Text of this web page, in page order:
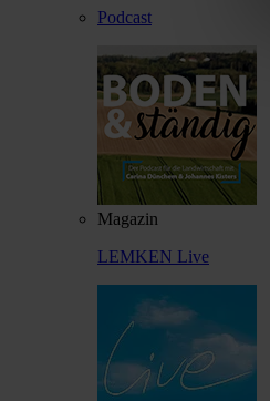
Podcast
Magazin
LEMKEN Live